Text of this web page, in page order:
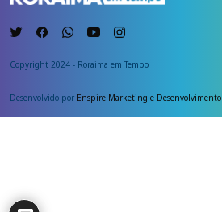
Copyright 2024 - Roraima em Tempo
Desenvolvido por Enspire Marketing e Desenvolvimento